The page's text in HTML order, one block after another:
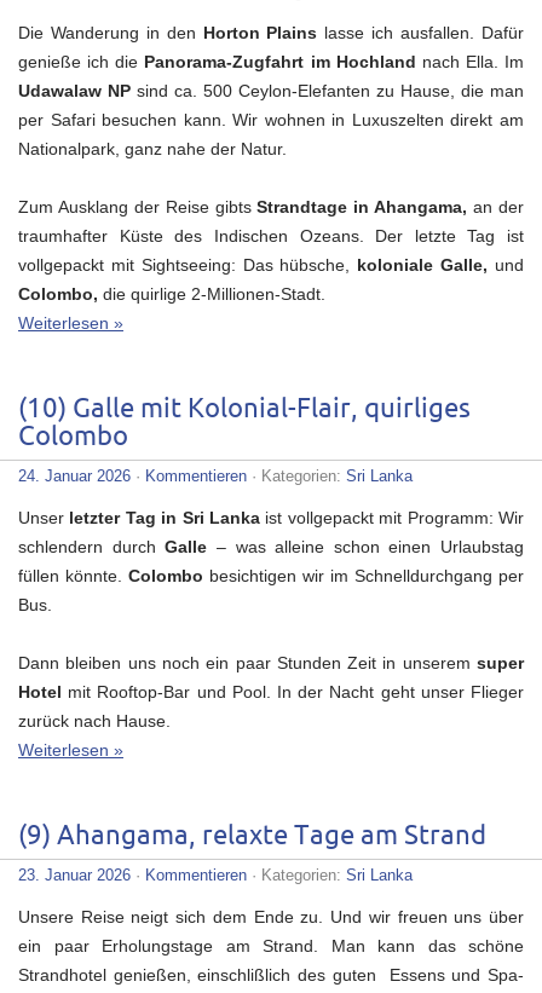
Die Wanderung in den Horton Plains lasse ich ausfallen. Dafür
genieße ich die Panorama-Zugfahrt im Hochland nach Ella. Im
Udawalaw NP sind ca. 500 Ceylon-Elefanten zu Hause, die man
per Safari besuchen kann. Wir wohnen in Luxuszelten direkt am
Nationalpark, ganz nahe der Natur.
Zum Ausklang der Reise gibtsStrandtage in Ahangama, an der
traumhafter Küste des Indischen Ozeans. Der letzte Tag ist
vollgepackt mit Sightseeing: Das hübsche, koloniale Galle, und
Colombo, die quirlige 2-Millionen-Stadt.
Weiterlesen »
(10) Galle mit Kolonial-Flair, quirliges
Colombo
24. Januar 2026 · Kommentieren · Kategorien: Sri Lanka
Unser letzter Tag in Sri Lanka ist vollgepackt mit Programm: Wir
schlendern durchGalle – was alleine schon einen Urlaubstag
füllen könnte. Colombo besichtigen wir im Schnelldurchgang per
Bus.
Dann bleiben uns noch ein paar Stunden Zeit in unserem super
Hotel mit Rooftop-Bar und Pool. In der Nacht geht unser Flieger
zurück nach Hause.
Weiterlesen »
(9) Ahangama, relaxte Tage am Strand
23. Januar 2026 · Kommentieren · Kategorien: Sri Lanka
Unsere Reise neigt sich dem Ende zu. Und wir freuen uns über
ein paar Erholungstage am Strand. Man kann das schöne
Strandhotel genießen, einschlißlich des guten Essens und Spa-